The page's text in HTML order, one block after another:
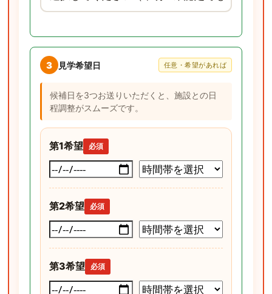
3 見学希望日 任意・希望があれば
候補日を3つお送りいただくと、施設との日
程調整がスムーズです。
第1希望 必須
第2希望 必須
第3希望 必須